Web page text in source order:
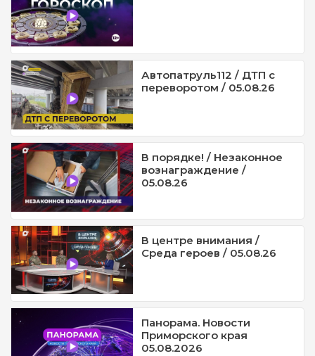
Автопатруль112 / ДТП с
переворотом / 05.08.26
В порядке! / Незаконное
вознаграждение /
05.08.26
В центре внимания /
Среда героев / 05.08.26
Панорама. Новости
Приморского края
05.08.2026